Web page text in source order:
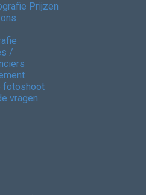
Prijzen
/
fotoshoot
vragen